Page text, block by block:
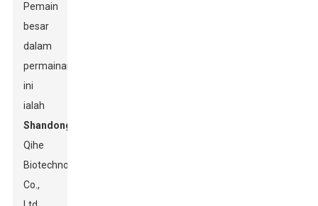
Pemain
besar
dalam
permainan
ini
ialah
Shandong
Qihe
Biotechnology
Co.,